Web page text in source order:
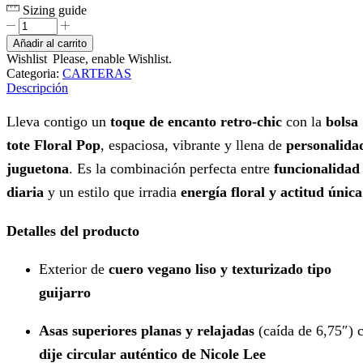
Sizing guide
FLOWER
POP
TOTE
BAG
AZUL
cantidad
Añadir al carrito
Wishlist Please, enable Wishlist.
Categoria: CARTERAS
Descripción
Lleva contigo un toque de encanto retro-chic con la bolsa
tote Floral Pop, espaciosa, vibrante y llena de
juguetona. Es la combinación perfecta entre funcionalidad
diaria y un estilo que irradia energía floral y actitud única
Detalles del producto
Exterior de cuero vegano liso y texturizado tipo
guijarro
Asas superiores planas y relajadas (caída de 6,75″)
dije circular auténtico de Nicole Lee